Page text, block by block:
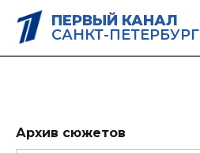
ПЕРВЫЙ КАНАЛ
САНКТ-ПЕТЕРБУРГ
Архив сюжетов